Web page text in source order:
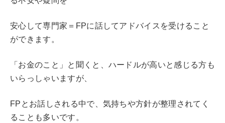
安心して専門家＝FPに話してアドバイスを受けること
ができます。
「お金のこと」と聞くと、ハードルが高いと感じる方も
いらっしゃいますが、
FPとお話しされる中で、気持ちや方針が整理されてく
ることも多いです。